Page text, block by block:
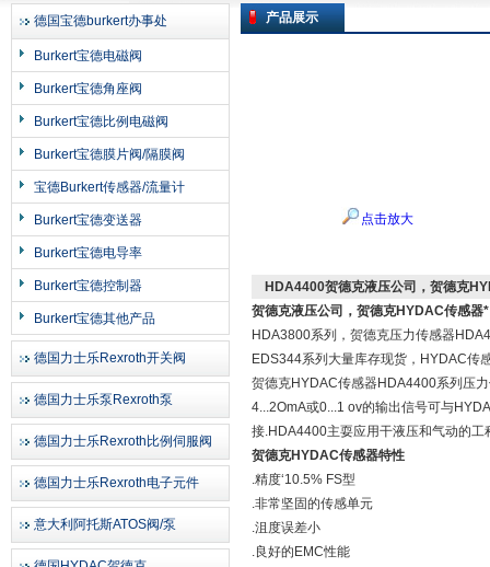
上海申思特自动化设备有限公司
威斯特代理美国MightyLinetape安全胶带
德国宝德burkert办事处
Burkert宝德电磁阀
Burkert宝德角座阀
Burkert宝德比例电磁阀
Burkert宝德膜片阀/隔膜阀
宝德Burkert传感器/流量计
Burkert宝德变送器
Burkert宝德电导率
Burkert宝德控制器
Burkert宝德其他产品
德国力士乐Rexroth开关阀
德国力士乐泵Rexroth泵
德国力士乐Rexroth比例伺服阀
德国力士乐Rexroth电子元件
意大利阿托斯ATOS阀/泵
产品展示
点击放大
HDA4400贺德克液压公司，贺德克
贺德克液压公司，贺德克HYDAC传感器*
HDA3800系列，贺德克压力传感器
EDS344系列大量库存现货，HYDAC传
贺德克HYDAC传感器HDA4400系列压
4...2OmA或0...1 ov的输出信号可与
接.HDA4400主耍应用干液压和气动的
贺德克HYDAC传感器特性
.精度‘10.5% FS型
.非常坚固的传感单元
.沮度误差小
.良好的EMC性能